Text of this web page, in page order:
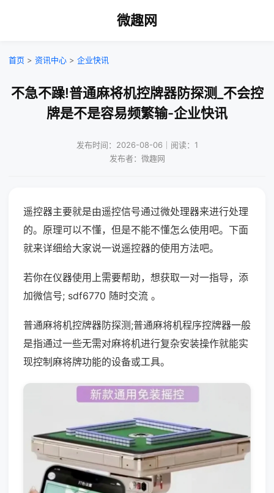
微趣网
首页 > 资讯中心 > 企业快讯
不急不躁!普通麻将机控牌器防探测_不会控
牌是不是容易频繁输-企业快讯
发布时间：2026-08-06｜阅读：1
发布者：微趣网
遥控器主要就是由遥控信号通过微处理器来进行处理
的。原理可以不懂，但是不能不懂怎么使用吧。下面
就来详细给大家说一说遥控器的使用方法吧。
若你在仪器使用上需要帮助，想获取一对一指导，添
加微信号; sdf6770 随时交流 。
普通麻将机控牌器防探测;普通麻将机程序控牌器一般
是指通过一些无需对麻将机进行复杂安装操作就能实
现控制麻将牌功能的设备或工具。